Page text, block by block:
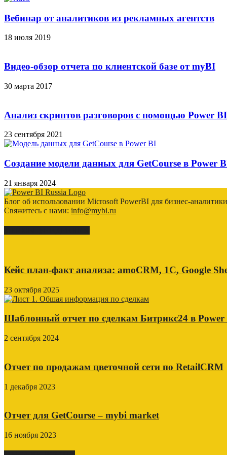
Вебинар от аналитиков из рекламных агентств
18 июля 2019
Видео-обзор отчета по клиентской базе от myBI
30 марта 2017
Анализ скриптов разговоров с помощью Power BI
23 сентября 2021
Создание модели данных для GetCourse в Power
21 января 2024
Блог об использовании Microsoft PowerBI для бизнес-
Свяжитесь с нами: info@mybi.ru
Кейс план-факт анализа: amoCRM, 1C, Google
23 октября 2025
Шаблонный отчет по сделкам Битрикс24 в
2 сентября 2024
Отчет по продажам цветочной сети по RetailCRM
1 декабря 2023
Отчет для GetCourse – mybi market
16 ноября 2023